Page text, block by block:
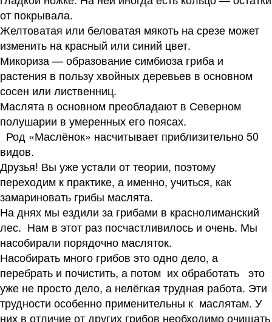
от покрывала.
Желтоватая или беловатая мякоть на срезе может
изменить на красный или синий цвет.
Микориза — образование симбиоза гриба и
растения в пользу хвойных деревьев в основном
сосен или лиственниц.
Маслята в основном преобладают в Северном
полушарии в умеренных его поясах.
Род «Маслёнок» насчитывает приблизительно 50
видов.
Друзья! Вы уже устали от теории, поэтому
переходим к практике, а именно, учиться, как
замариновать грибы маслята.
На днях мы ездили за грибами в краснолиманский
лес. Нам в этот раз посчастливилось и очень. Мы
насобирали порядочно масляток.
Насобирать много грибов это одно дело, а
перебрать и почистить, а потом их обработать это
уже не просто дело, а нелёгкая трудная работа. Эти
трудности особенно применительны к маслятам. У
них в отличие от других грибов необходимо очищать